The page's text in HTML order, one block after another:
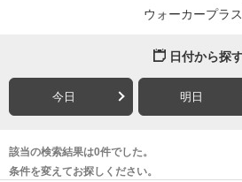
ウォーカープラ
日付から探
今日 明日
該当の検索結果は0件でした。
条件を変えてお探しください。